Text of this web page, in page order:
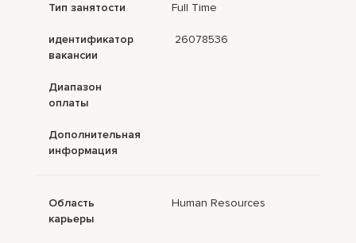
Тип занятости Full Time
идентификатор
вакансии
26078536
Диапазон
оплаты
Дополнительная
информация
Область
карьеры
Human Resources